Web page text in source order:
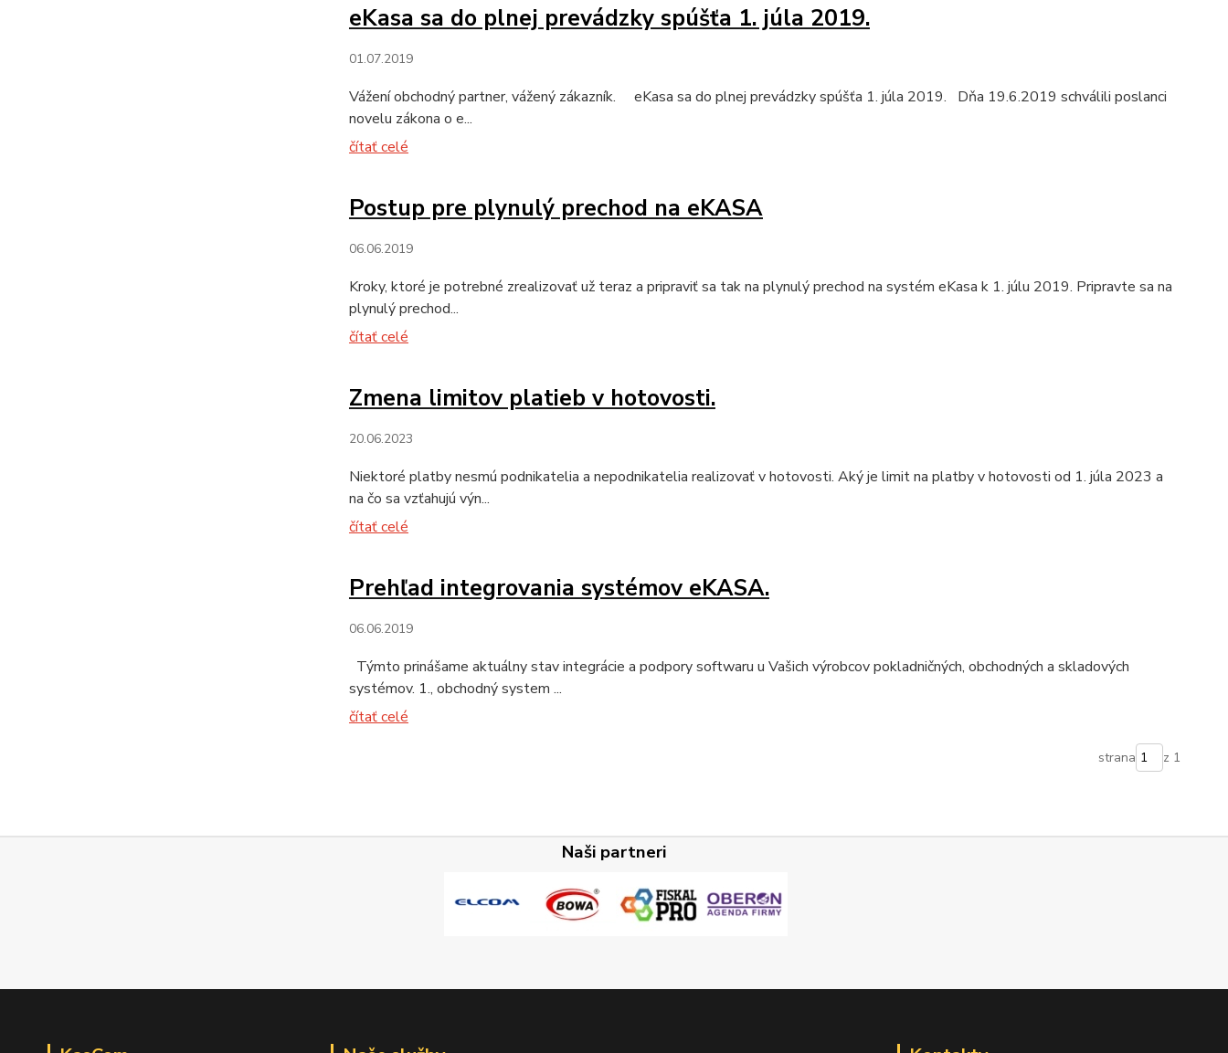
eKasa sa do plnej prevádzky spúšťa 1. júla 2019.
01.07.2019
Vážení obchodný partner, vážený zákazník. eKasa sa do plnej prevádzky spúšťa 1. júla 2019. Dňa 19.6.2019 schválili poslanci
novelu zákona o e...
čítať celé
Postup pre plynulý prechod na eKASA
06.06.2019
Kroky, ktoré je potrebné zrealizovať už teraz a pripraviť sa tak na plynulý prechod na systém eKasa k 1. júlu 2019. Pripravte sa na
plynulý prechod...
čítať celé
Zmena limitov platieb v hotovosti.
20.06.2023
Niektoré platby nesmú podnikatelia a nepodnikatelia realizovať v hotovosti. Aký je limit na platby v hotovosti od 1. júla 2023 a
na čo sa vzťahujú výn...
čítať celé
Prehľad integrovania systémov eKASA.
06.06.2019
Týmto prinášame aktuálny stav integrácie a podpory softwaru u Vašich výrobcov pokladničných, obchodných a skladových
systémov. 1., obchodný system ...
čítať celé
strana z 1
Naši partneri